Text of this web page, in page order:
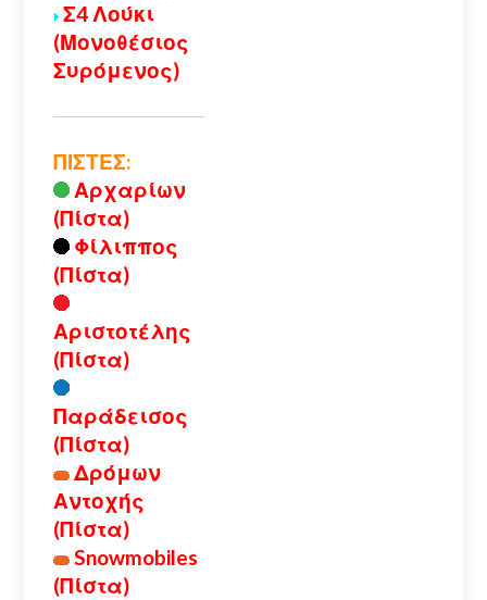
Σ4 Λούκι
(Μονοθέσιος
Συρόμενος)
ΠΙΣΤΕΣ:
Αρχαρίων
(Πίστα)
Φίλιππος
(Πίστα)
Αριστοτέλης
(Πίστα)
Παράδεισος
(Πίστα)
Δρόμων
Αντοχής
(Πίστα)
Snowmobiles
(Πίστα)